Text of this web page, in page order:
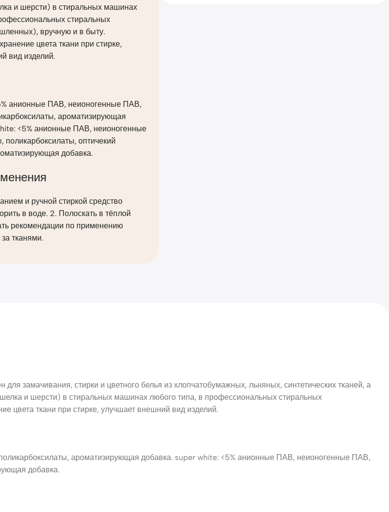
и шерсти) в стиральных машинах
стиральных
вручную и в быту.
цвета ткани при стирке,
вид изделий.
анионные ПАВ, неионогенные ПАВ,
ароматизирующая
<5% анионные ПАВ, неионогенные
оптичекий
добавка.
и ручной стиркой средство
в воде. 2. Полоскать в тёплой
рекомендации по применению
тканями.
замачивания, стирки и цветного белья из хлопчатобумажных, льняных, синтетических тканей, а
и шерсти) в стиральных машинах любого типа, в профессиональных стиральных
ткани при стирке, улучшает внешний вид изделий.
ароматизирующая добавка. super white: <5% анионные ПАВ, неионогенные ПАВ,
добавка.